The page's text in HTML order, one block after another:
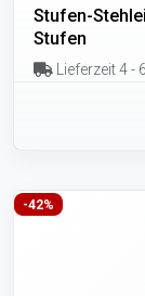
Stufen-
Stufen
Lieferzeit 4 -
-42%